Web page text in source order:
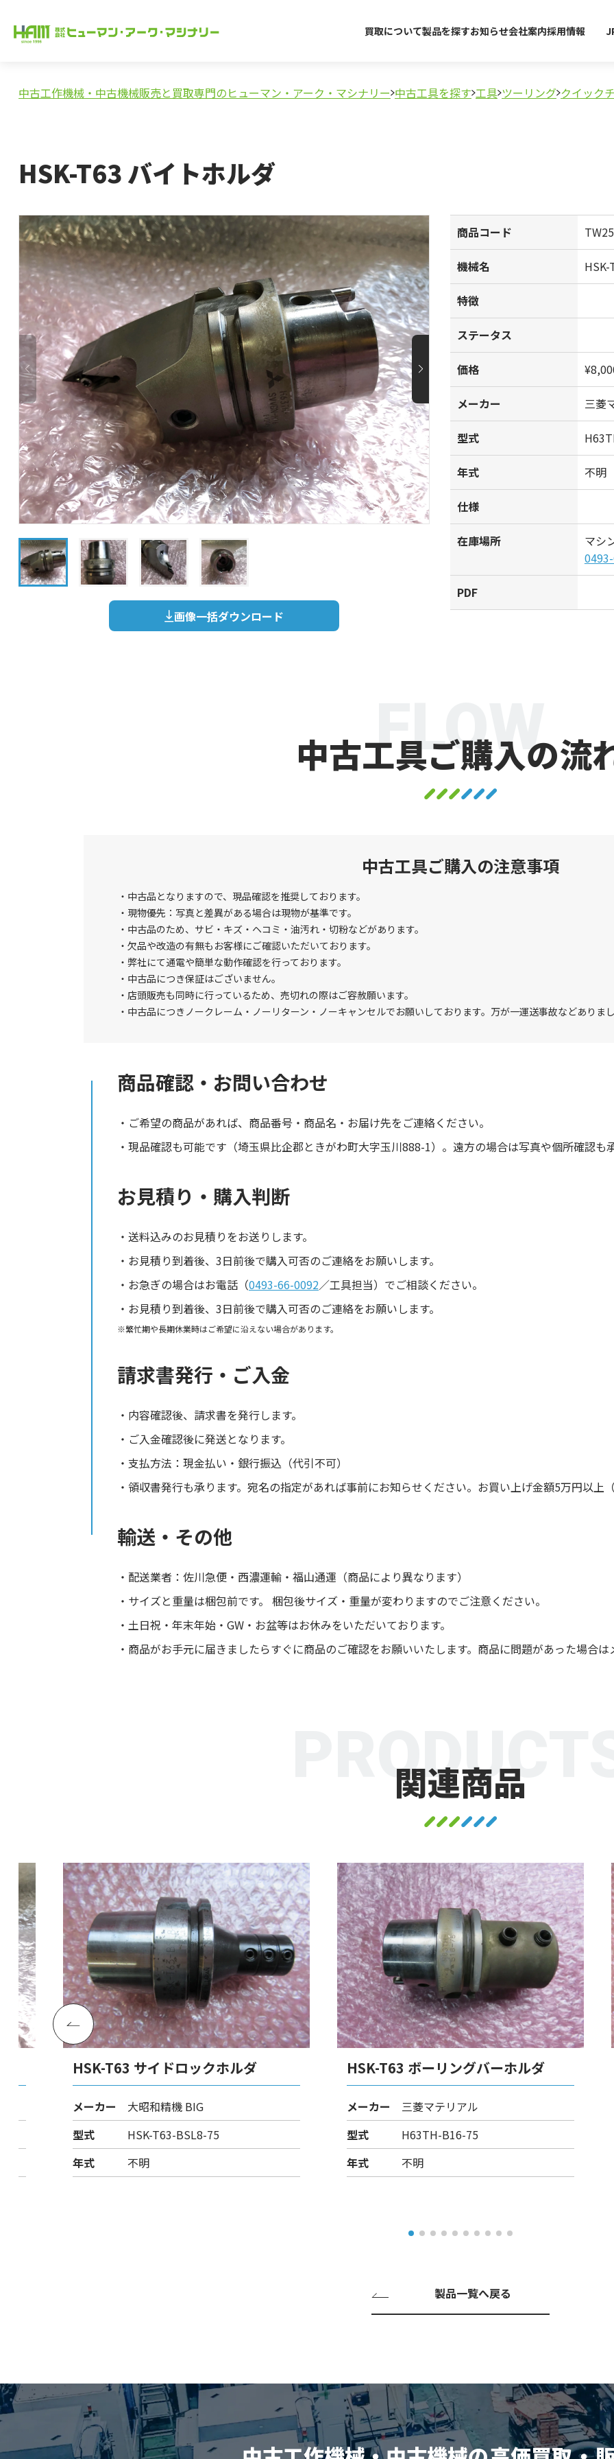
買取について製品を探すお知らせ会社案内採用情報
中古工作機械・中古機械販売と買取専門のヒューマン・アーク・マシナリー 中古工具を探す 工具 ツーリング クイック
HSK-T63 バイトホルダ
画像一括ダウンロード
商品コード
機械名
特徴
ステータス
価格
メーカー 三菱
型式
年式 不明
仕様
在庫場所
マシ
PDF
中古工具ご購入の流
FLOW
中古工具ご購入の注意事項
中古品となりますので、現品確認を推奨しております。
現物優先：写真と差異がある場合は現物が基準です。
中古品のため、サビ・キズ・ヘコミ・油汚れ・切粉などがあります。
欠品や改造の有無もお客様にご確認いただいております。
弊社にて通電や簡単な動作確認を行っております。
中古品につき保証はございません。
店頭販売も同時に行っているため、売切れの際はご容赦願います。
中古品につきノークレーム・ノーリターン・ノーキャンセルでお願いしております。万が一運送事故などありま
商品確認・お問い合わせ
ご希望の商品があれば、商品番号・商品名・お届け先をご連絡ください。
現品確認も可能です（埼玉県比企郡ときがわ町大字玉川888-1）。遠方の場合は写真や個所確認も
お見積り・購入判断
送料込みのお見積りをお送りします。
お見積り到着後、3日前後で購入可否のご連絡をお願いします。
お急ぎの場合はお電話（0493-66-0092／工具担当）でご相談ください。
お見積り到着後、3日前後で購入可否のご連絡をお願いします。
繁忙期や長期休業時はご希望に沿えない場合があります。
請求書発行・ご入金
内容確認後、請求書を発行します。
ご入金確認後に発送となります。
支払方法：現金払い・銀行振込（代引不可）
領収書発行も承ります。宛名の指定があれば事前にお知らせください。お買い上げ金額5万円以上
輸送・その他
配送業者：佐川急便・西濃運輸・福山通運（商品により異なります）
サイズと重量は梱包前です。 梱包後サイズ・重量が変わりますのでご注意ください。
土日祝・年末年始・GW・お盆等はお休みをいただいております。
商品がお手元に届きましたらすぐに商品のご確認をお願いいたします。商品に問題があった場合
関連商品
HSK-T63 サイドロックホルダ
メーカー
大昭和精機 BIG
型式
HSK-T63-BSL8-75
年式
不明
HSK-T63 ボーリングバーホルダ
メーカー
三菱マテリアル
型式
H63TH-B16-75
年式
不明
製品一覧へ戻る